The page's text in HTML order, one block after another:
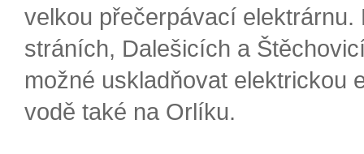
velkou přečerpávací elektrárnu.
stráních, Dalešicích a
možné uskladňovat elektrickou
vodě také na Orlíku.